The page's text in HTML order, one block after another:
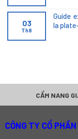
03
Th8
Guide
la
CẨM NANG
CÔNG TY CỔ